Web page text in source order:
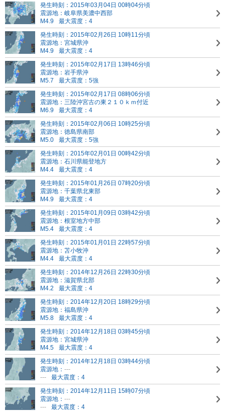
発生時刻：2015年03月04日 00時04分頃
震源地：岐阜県美濃中西部
M4.9
最大震度：4
発生時刻：2015年02月26日 10時11分頃
震源地：宮城県沖
M4.9
最大震度：4
発生時刻：2015年02月17日 13時46分頃
震源地：岩手県沖
M5.7
最大震度：5強
発生時刻：2015年02月17日 08時06分頃
震源地：三陸沖宮古の東２１０ｋｍ付近
M6.9
最大震度：4
発生時刻：2015年02月06日 10時25分頃
震源地：徳島県南部
M5.0
最大震度：5強
発生時刻：2015年02月01日 00時42分頃
震源地：石川県能登地方
M4.4
最大震度：4
発生時刻：2015年01月26日 07時20分頃
震源地：千葉県北東部
M4.9
最大震度：4
発生時刻：2015年01月09日 03時42分頃
震源地：根室地方中部
M5.4
最大震度：4
発生時刻：2015年01月01日 22時57分頃
震源地：苫小牧沖
M4.4
最大震度：4
発生時刻：2014年12月26日 22時30分頃
震源地：滋賀県北部
M4.2
最大震度：4
発生時刻：2014年12月20日 18時29分頃
震源地：福島県沖
M5.8
最大震度：4
発生時刻：2014年12月18日 03時45分頃
震源地：宮城県沖
M4.5
最大震度：4
発生時刻：2014年12月18日 03時44分頃
震源地： ---
---
最大震度：4
発生時刻：2014年12月11日 15時07分頃
震源地： ---
---
最大震度：4